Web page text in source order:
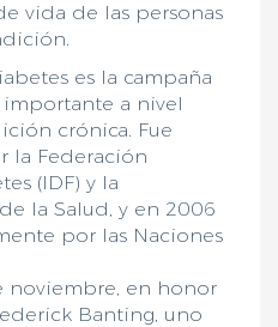
vida de las personas
es la campaña
a nivel
crónica. Fue
la Federación
(IDF) y la
la Salud, y en 2006
por las Naciones
noviembre, en honor
Banting, uno